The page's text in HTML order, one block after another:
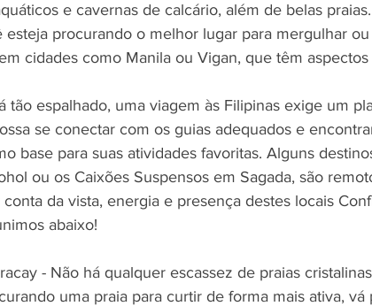
e cavernas de calcário, além de belas
esteja procurando o melhor lugar para mergulhar
cidades como Manila ou Vigan, que têm aspectos
tão espalhado, uma viagem às Filipinas exige um
se conectar com os guias adequados e
base para suas atividades favoritas. Alguns
ou os Caixões Suspensos em Sagada, são
da vista, energia e presença destes locais
abaixo!
- Não há qualquer escassez de praias
uma praia para curtir de forma mais ativa, vá